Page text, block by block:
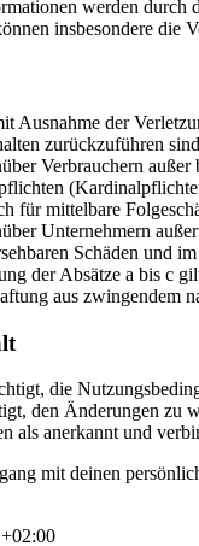
werden
insbesondere die
Ausnahme der
zurückzuführen
Verbrauchern
für mittelbare
Unternehmern
Schäden und
der Absätze a bis c
aus zwingendem
die
den Änderungen zu
als anerkannt und
mit deinen